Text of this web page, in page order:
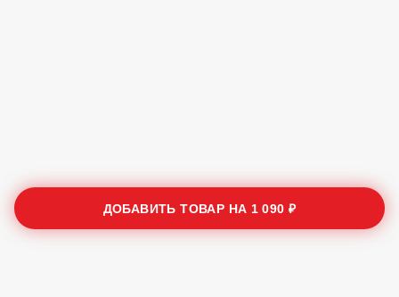
ДОБАВИТЬ ТОВАР НА 1 090 ₽